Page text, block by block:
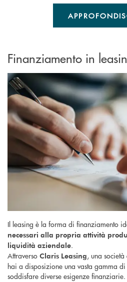
Finanziamento in
Il leasing è la forma di finanziamento
necessari alla propria attività
liquidità aziendale.
Attraverso Claris Leasing, una
hai a disposizione una vasta gamma
soddisfare diverse esigenze finanziarie.